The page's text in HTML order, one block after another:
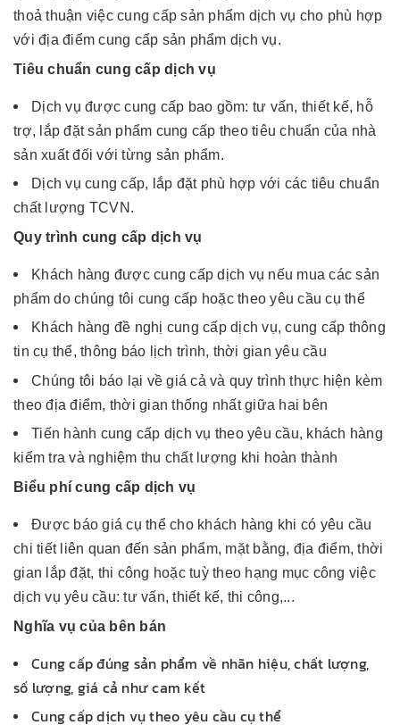
thoả thuận việc cung cấp sản phẩm dịch vụ cho phù hợp
với địa điểm cung cấp sản phẩm dịch vụ.
Tiêu chuẩn cung cấp dịch vụ
Dịch vụ được cung cấp bao gồm: tư vấn, thiết kế, hỗ
trợ, lắp đặt sản phẩm cung cấp theo tiêu chuẩn của nhà
sản xuất đối với từng sản phẩm.
Dịch vụ cung cấp, lắp đặt phù hợp với các tiêu chuẩn
chất lượng TCVN.
Quy trình cung cấp dịch vụ
Khách hàng được cung cấp dịch vụ nếu mua các sản
phẩm do chúng tôi cung cấp hoặc theo yêu cầu cụ thể
Khách hàng đề nghị cung cấp dịch vụ, cung cấp thông
tin cụ thể, thông báo lịch trình, thời gian yêu cầu
Chúng tôi báo lại về giá cả và quy trình thực hiện kèm
theo địa điểm, thời gian thống nhất giữa hai bên
Tiến hành cung cấp dịch vụ theo yêu cầu, khách hàng
kiểm tra và nghiệm thu chất lượng khi hoàn thành
Biểu phí cung cấp dịch vụ
Được báo giá cụ thể cho khách hàng khi có yêu cầu
chi tiết liên quan đến sản phẩm, mặt bằng, địa điểm, thời
gian lắp đặt, thi công hoặc tuỳ theo hạng mục công việc
dịch vụ yêu cầu: tư vấn, thiết kế, thi công,...
Nghĩa vụ của bên bán
Cung cấp đúng sản phẩm về nhãn hiệu, chất lượng,
số lượng, giá cả như cam kết
Cung cấp dịch vụ theo yêu cầu cụ thể